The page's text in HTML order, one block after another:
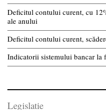
Deficitul contului curent, cu
ale anului
Deficitul contului curent,
Indicatorii sistemului bancar la
Legislatie